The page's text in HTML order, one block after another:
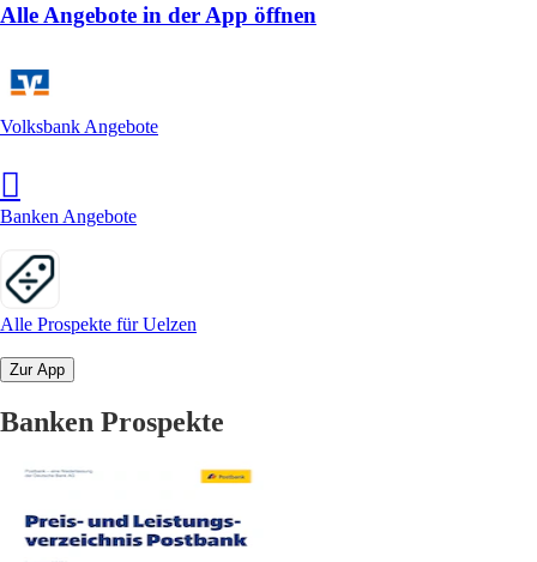
Alle Angebote in der App öffnen
Volksbank Angebote
Banken Angebote
Alle Prospekte für Uelzen
Zur App
Banken Prospekte